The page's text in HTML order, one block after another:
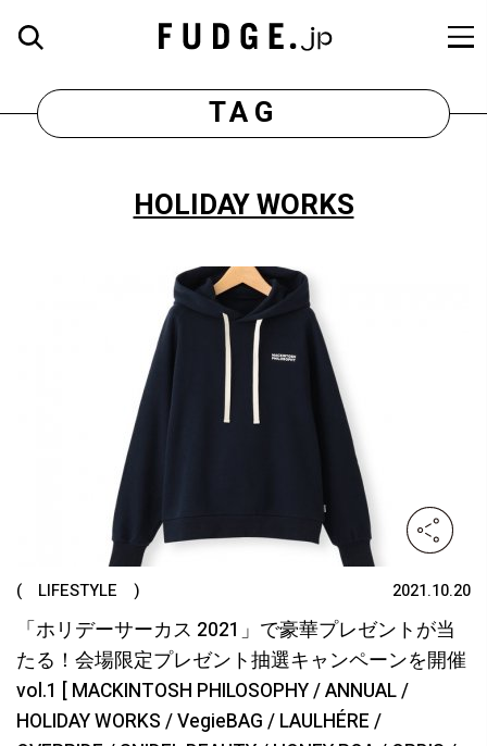
TAG
HOLIDAY WORKS
( LIFESTYLE ) 2021.10.20
「ホリデーサーカス 2021」で豪華プレゼントが当
たる！会場限定プレゼント抽選キャンペーンを開催
vol.1 [ MACKINTOSH PHILOSOPHY / ANNUAL /
HOLIDAY WORKS / VegieBAG / LAULHÉRE /